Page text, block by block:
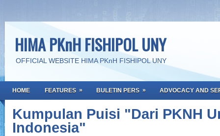
HIMA PKnH FISHIPOL UNY
OFFICIAL WEBSITE HIMA PKnH FISHIPOL UNY
HOME FEATURES » BULETIN PERS » ADVOCACY AND
Kumpulan Puisi "Dari PKNH
Indonesia"